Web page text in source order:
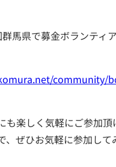
馬県で募金ボランティ
community/
も楽しく気軽にご参加頂
、ぜひお気軽に参加して